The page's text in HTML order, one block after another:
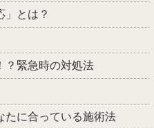
」とは？
？緊急時の対処法
たに合っている施術法